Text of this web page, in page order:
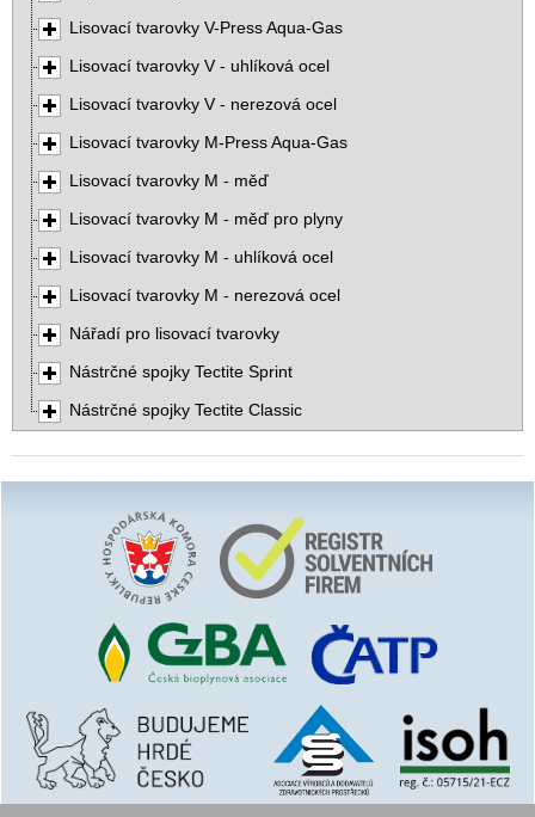
Lisovací tvarovky V-Press Aqua-Gas
Lisovací tvarovky V - uhlíková ocel
Lisovací tvarovky V - nerezová ocel
Lisovací tvarovky M-Press Aqua-Gas
Lisovací tvarovky M - měď
Lisovací tvarovky M - měď pro plyny
Lisovací tvarovky M - uhlíková ocel
Lisovací tvarovky M - nerezová ocel
Nářadí pro lisovací tvarovky
Nástrčné spojky Tectite Sprint
Nástrčné spojky Tectite Classic